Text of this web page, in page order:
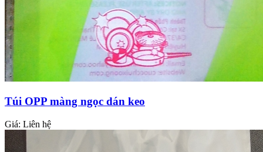
Túi OPP màng ngọc dán keo
Giá: Liên hệ